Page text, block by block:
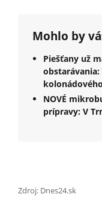
Mohlo by
Piešťany už
obstarávania:
NOVÉ
prípravy: V
Zdroj: Dnes24.sk